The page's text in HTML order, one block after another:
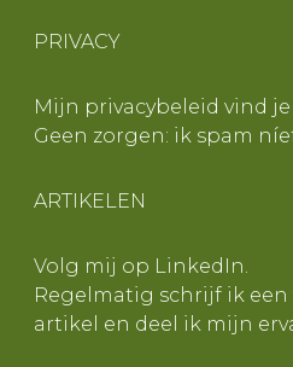
PRIVACY
Mijn privacybeleid vind je
Geen zorgen: ik spam
ARTIKELEN
Volg mij op LinkedIn.
Regelmatig schrijf ik
artikel en deel ik mijn